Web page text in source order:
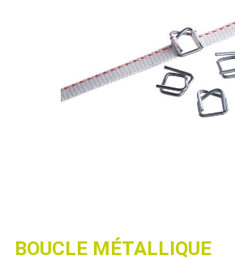
BOUCLE MÉTALLIQUE